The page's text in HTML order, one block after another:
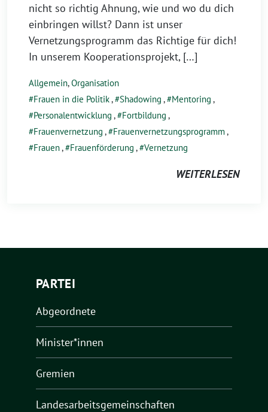
nicht so richtig Ahnung, wie und wo du dich
einbringen willst? Dann ist unser
Vernetzungsprogramm das Richtige für dich!
In unserem Kooperationsprojekt, […]
Allgemein,Organisation
Frauen in die Politik, Shadowing , Mentoring ,
Personalentwicklung , Fortbildung ,
Frauenvernetzung , Frauenvernetzungsprogramm,
Frauen, Frauenförderung , Vernetzung
WEITERLESEN
PARTEI
Abgeordnete
Minister*innen
Gremien
Landesarbeitsgemeinschaften